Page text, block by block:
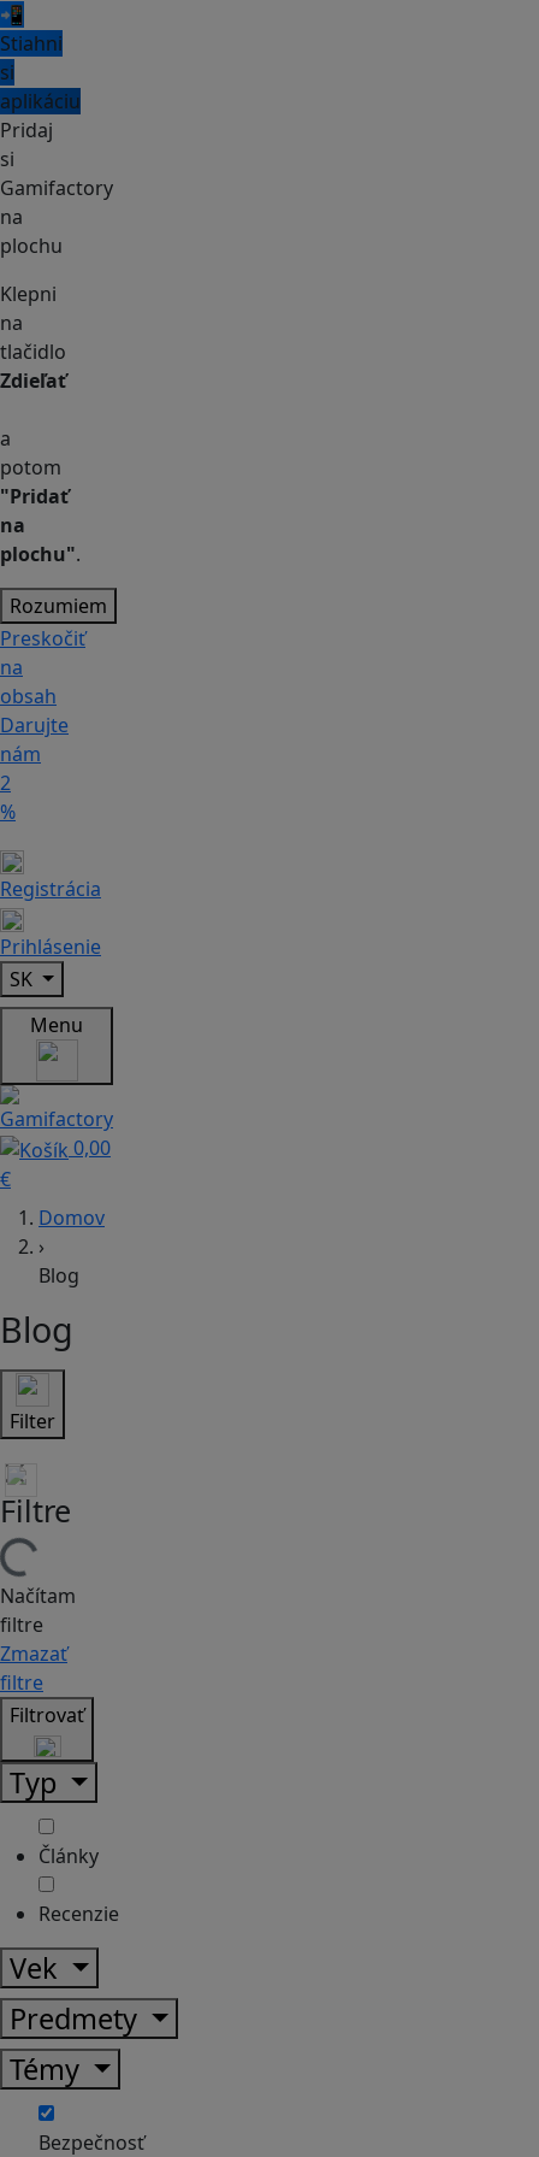
📲
Stiahni
si
aplikáciu
Pridaj
si
Gamifactory
na
plochu
Klepni
na
tlačidlo
Zdieľať
a
potom
"Pridať
na
plochu".
Rozumiem
Preskočiť
na
obsah
Darujte
nám
2
%
Registrácia
Prihlásenie
SK
Menu
0,00
€
Domov
›
Blog
Blog
Filter
Filtre
Načítam
filtre
Zmazať
filtre
Filtrovať
Typ
Články
Recenzie
Vek
Predmety
Témy
Bezpečnosť